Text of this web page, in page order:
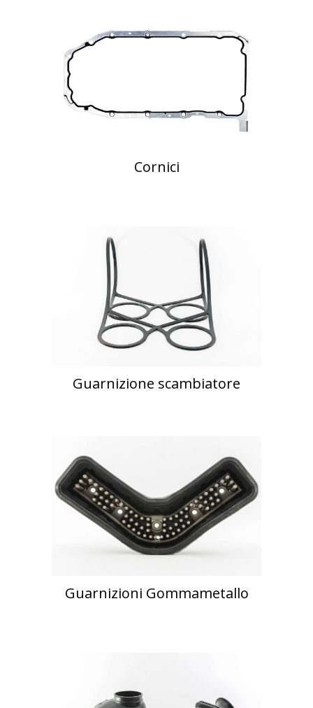
Cornici
Guarnizione scambiatore
Guarnizioni Gommametallo